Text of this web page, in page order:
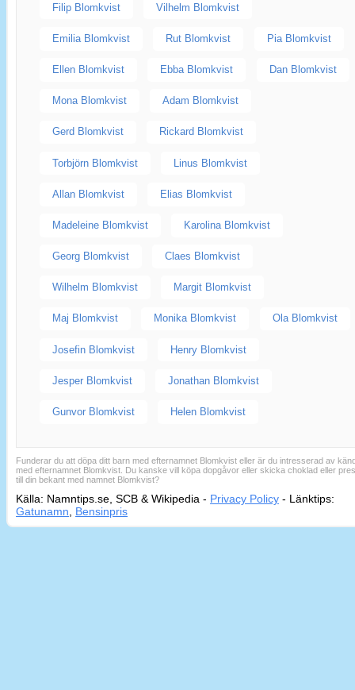
Filip Blomkvist Vilhelm Blomkvist
Emilia Blomkvist Rut Blomkvist Pia Blomkvist
Ellen Blomkvist Ebba Blomkvist Dan Blomkvist
Mona Blomkvist Adam Blomkvist
Gerd Blomkvist Rickard Blomkvist
Torbjörn Blomkvist Linus Blomkvist
Allan Blomkvist Elias Blomkvist
Madeleine Blomkvist Karolina Blomkvist
Georg Blomkvist Claes Blomkvist
Wilhelm Blomkvist Margit Blomkvist
Maj Blomkvist Monika Blomkvist Ola Blomkvist
Josefin Blomkvist Henry Blomkvist
Jesper Blomkvist Jonathan Blomkvist
Gunvor Blomkvist Helen Blomkvist
Funderar du att döpa ditt barn med efternamnet Blomkvist eller är du intresserad av
med efternamnet Blomkvist. Du kanske vill köpa dopgåvor eller skicka choklad eller
till din bekant med namnet Blomkvist?
Källa: Namntips.se, SCB & Wikipedia - Privacy Policy - Länktips:
Gatunamn
Bensinpris